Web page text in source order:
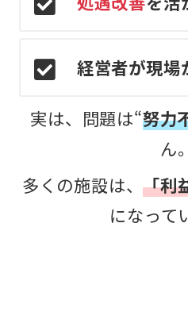
経営者が現場
実は、問題は“努力
ん。
多くの施設は、「利
になって